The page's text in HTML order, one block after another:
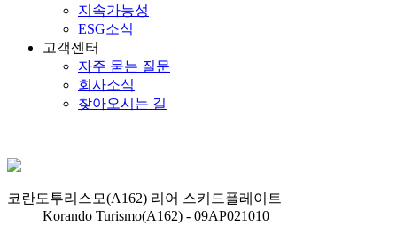
지속가능성
ESG소식
고객센터
자주 묻는 질문
회사소식
찾아오시는 길
코란도투리스모(A162) 리어 스키드플레이트
Korando Turismo(A162) - 09AP021010